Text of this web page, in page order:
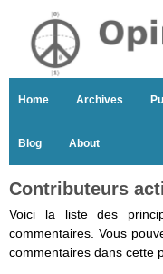
Home Archives
Blog About
Contributeurs
Voici la liste des
commentaires. Vous
commentaires dans cette